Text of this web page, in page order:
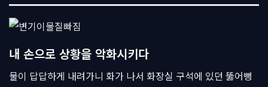
내 손으로 상황을 악화시키다
물이 답답하게 내려가니 화가 나서 화장실 구석에 있던 뚫어뻥